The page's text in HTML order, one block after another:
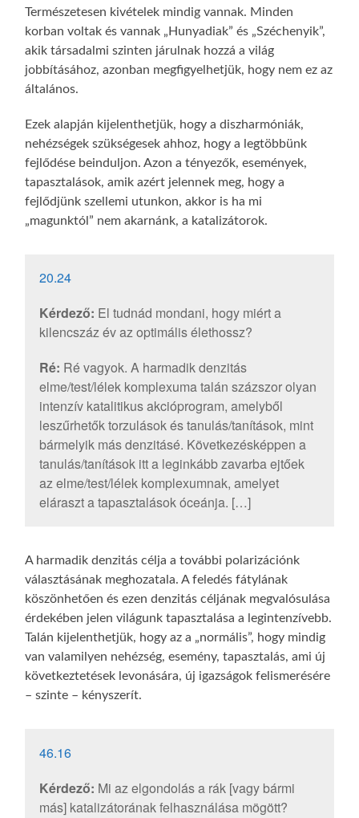
Természetesen kivételek mindig vannak. Minden
korban voltak és vannak „Hunyadiak” és „Széchenyik”,
akik társadalmi szinten járulnak hozzá a világ
jobbításához, azonban megfigyelhetjük, hogy nem ez az
általános.
Ezek alapján kijelenthetjük, hogy a diszharmóniák,
nehézségek szükségesek ahhoz, hogy a legtöbbünk
fejlődése beinduljon. Azon a tényezők, események,
tapasztalások, amik azért jelennek meg, hogy a
fejlődjünk szellemi utunkon, akkor is ha mi
„magunktól” nem akarnánk, a katalizátorok.
20.24
Kérdező: El tudnád mondani, hogy miért a
kilencszáz év az optimális élethossz?
Ré: Ré vagyok. A harmadik denzitás
elme/test/lélek komplexuma talán százszor olyan
intenzív katalitikus akcióprogram, amelyből
leszűrhetők torzulások és tanulás/tanítások, mint
bármelyik más denzitásé. Következésképpen a
tanulás/tanítások itt a leginkább zavarba ejtőek
az elme/test/lélek komplexumnak, amelyet
eláraszt a tapasztalások óceánja. […]
A harmadik denzitás célja a további polarizációnk
választásának meghozatala. A feledés fátylának
köszönhetően és ezen denzitás céljának megvalósulása
érdekében jelen világunk tapasztalása a legintenzívebb.
Talán kijelenthetjük, hogy az a „normális”, hogy mindig
van valamilyen nehézség, esemény, tapasztalás, ami új
következtetések levonására, új igazságok felismerésére
– szinte – kényszerít.
46.16
Kérdező: Mi az elgondolás a rák [vagy bármi
más] katalizátorának felhasználása mögött?